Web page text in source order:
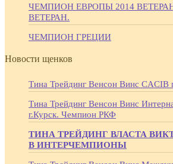
ЧЕМПИОН ЕВРОПЫ 2014
ВЕТЕРАН.
ЧЕМПИОН ГРЕЦИИ
Новости щенков
Тина Трейдинг Венсон Винс
Тина Трейдинг Венсон Винс
г.Курск. Чемпион РКФ
ТИНА ТРЕЙДИНГ ВЛАСТА
В ИНТЕРЧЕМПИОНЫ